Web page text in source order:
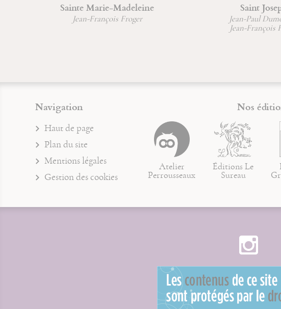
Sainte Marie-Madeleine
Jean-François Froger
Saint Joseph
Jean-Paul Dumontier
Jean-François Froger
Navigation
Haut de page
Plan du site
Mentions légales
Gestion des cookies
Nos
Atelier
Perrousseaux
Éditions Le
Sureau